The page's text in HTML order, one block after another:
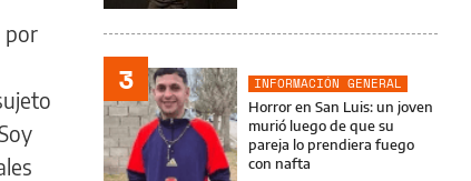
por
3
INFORMACIÓN GENERAL
Horror en San Luis: un joven
murió luego de que su
pareja lo prendiera fuego
con nafta